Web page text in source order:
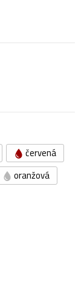
červená
oranžová